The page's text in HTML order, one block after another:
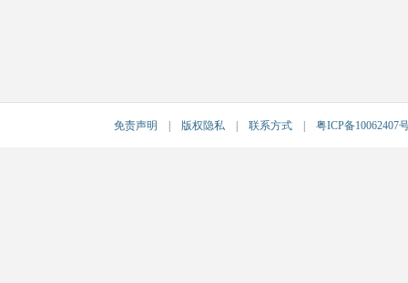
免责声明 版权隐私 联系方式 粤ICP备10062407